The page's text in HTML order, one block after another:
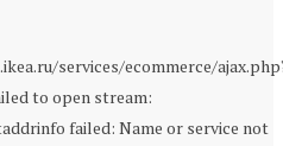
services/ecommerce/
to open stream:
failed: Name or service not